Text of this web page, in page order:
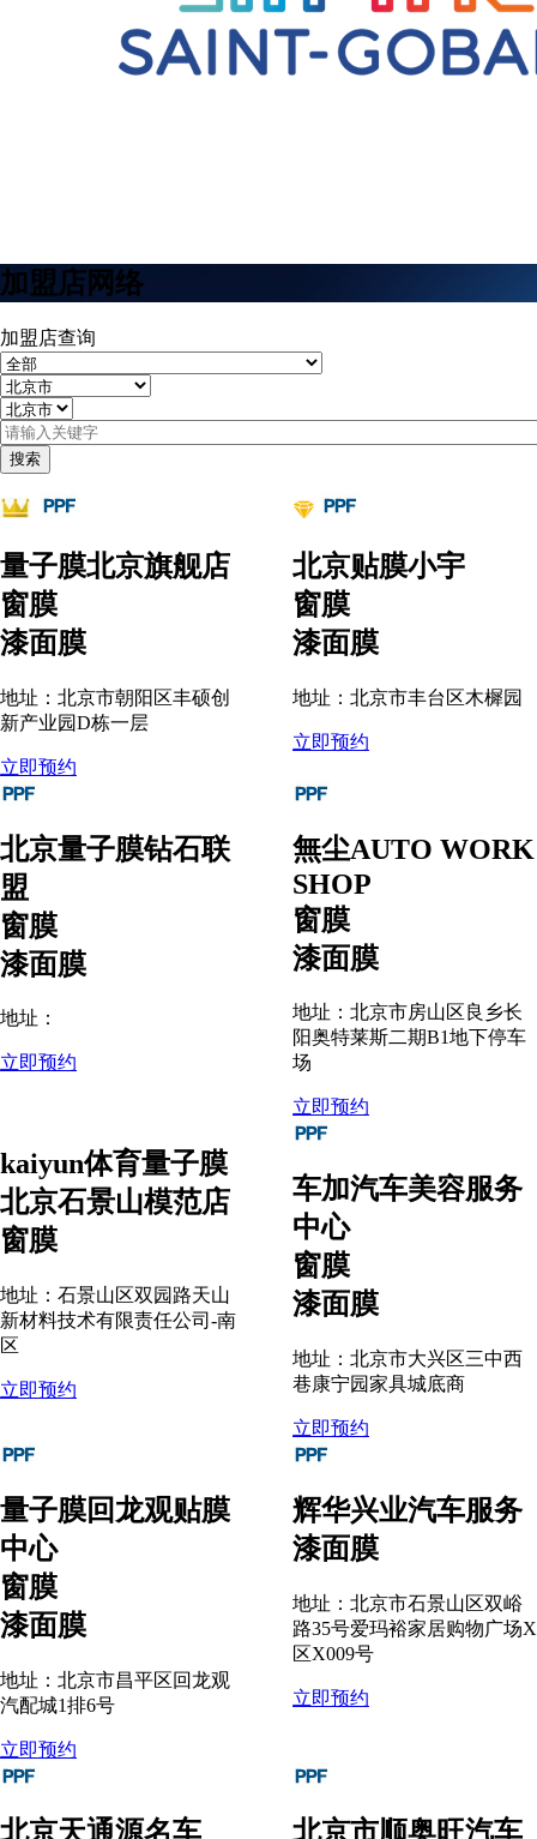
加盟店网络
加盟店查询
量子膜北京旗舰店
窗膜
漆面膜
地址：北京市朝阳区丰硕创
新产业园D栋一层
立即预约
北京贴膜小宇
窗膜
漆面膜
地址：北京市丰台区木樨园
立即预约
北京量子膜钻石联
盟
窗膜
漆面膜
地址：
立即预约
無尘AUTO WORK
SHOP
窗膜
漆面膜
地址：北京市房山区良乡长
阳奥特莱斯二期B1地下停车
场
立即预约
kaiyun体育量子膜
北京石景山模范店
窗膜
地址：石景山区双园路天山
新材料技术有限责任公司-南
区
立即预约
车加汽车美容服务
中心
窗膜
漆面膜
地址：北京市大兴区三中西
巷康宁园家具城底商
立即预约
量子膜回龙观贴膜
中心
窗膜
漆面膜
地址：北京市昌平区回龙观
汽配城1排6号
立即预约
辉华兴业汽车服务
漆面膜
地址：北京市石景山区双峪
路35号爱玛裕家居购物广场X
区X009号
立即预约
北京天通源名车
北京市顺奥旺汽车